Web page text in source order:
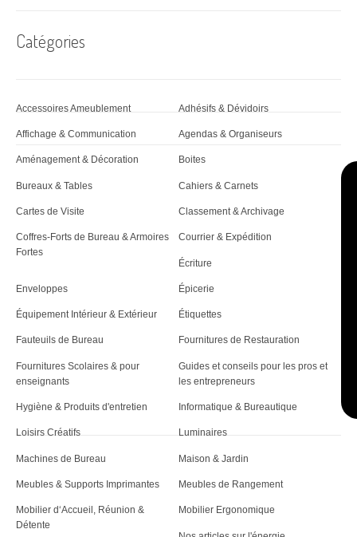
Catégories
Accessoires Ameublement Adhésifs & Dévidoirs
Affichage & Communication Agendas & Organiseurs
Aménagement & Décoration Boites
Bureaux & Tables Cahiers & Carnets
Cartes de Visite Classement & Archivage
Coffres-Forts de Bureau & Armoires
Fortes
Courrier & Expédition
Écriture
Enveloppes Épicerie
Équipement Intérieur & Extérieur Étiquettes
Fauteuils de Bureau Fournitures de Restauration
Fournitures Scolaires & pour
enseignants
Guides et conseils pour les pros et
les entrepreneurs
Hygiène & Produits d'entretien Informatique & Bureautique
Loisirs Créatifs Luminaires
Machines de Bureau Maison & Jardin
Meubles & Supports Imprimantes Meubles de Rangement
Mobilier d‘Accueil, Réunion &
Détente
Mobilier Ergonomique